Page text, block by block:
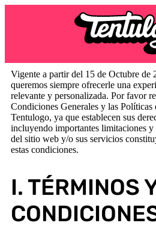
Vigente a partir del 15 de Octubre de
queremos siempre ofrecerle una
relevante y personalizada. Por favor
Condiciones Generales y las Políticas
Tentulogo, ya que establecen sus
incluyendo importantes limitaciones
del sitio web y/o sus servicios
estas condiciones.
I. TÉRMINOS